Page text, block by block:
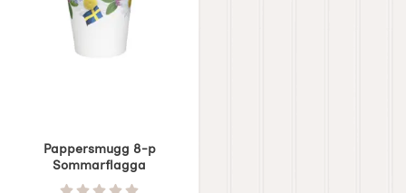
Pappersmugg 8-p
Sommarflagga